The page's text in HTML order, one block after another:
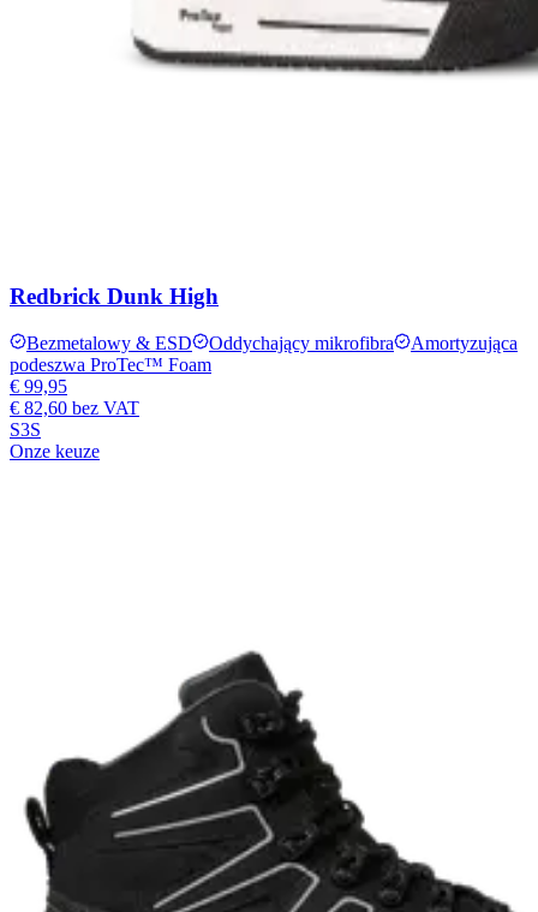
Redbrick Dunk High
Bezmetalowy & ESD Oddychający mikrofibra
Amortyzująca
podeszwa ProTec™ Foam
€ 99,95
€ 82,60 bez VAT
S3S
Onze keuze